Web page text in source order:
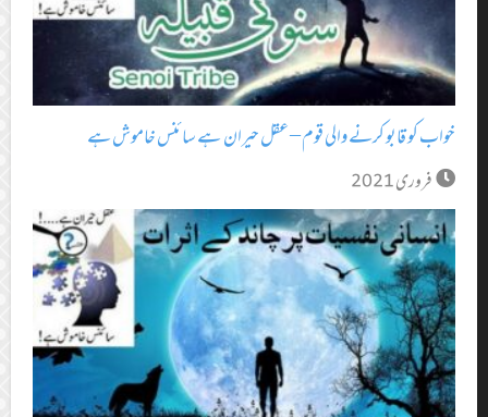
خواب کو قابو کرنے والی قوم – عقل حیران ہے سائنس خاموش ہے
فروری 2021